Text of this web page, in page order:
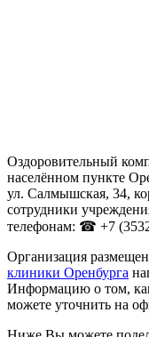
Оздоровительный
населённом пункте
ул. Салмышская, 34,
сотрудники
телефонам: ☎ +7
Организация
клиники Оренбурга
Информацию о том,
можете уточнить на